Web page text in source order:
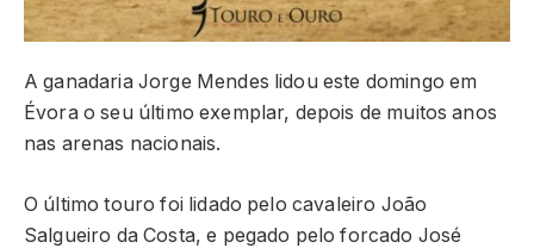
A ganadaria Jorge Mendes lidou este domingo em
Évora o seu último exemplar, depois de muitos anos
nas arenas nacionais.
O último touro foi lidado pelo cavaleiro João
Salgueiro da Costa, e pegado pelo forcado José